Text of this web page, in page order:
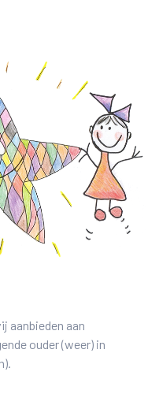
aanbieden aan
ouder (weer) in